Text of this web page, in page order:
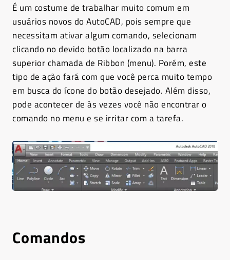
É um costume de trabalhar muito comum em
usuários novos do AutoCAD, pois sempre que
necessitam ativar algum comando, selecionam
clicando no devido botão localizado na barra
superior chamada de Ribbon (menu). Porém, este
tipo de ação fará com que você perca muito tempo
em busca do ícone do botão desejado. Além disso,
pode acontecer de às vezes você não encontrar o
comando no menu e se irritar com a tarefa.
Comandos